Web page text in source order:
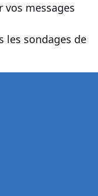
vos messages
les sondages de